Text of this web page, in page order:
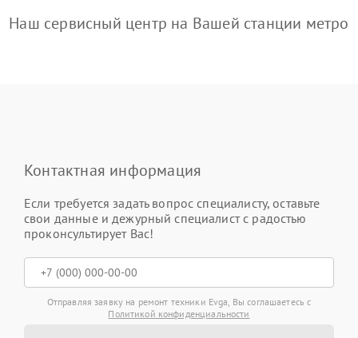
Наш сервисный центр на Вашей станции метро
Контактная информация
Если требуется задать вопрос специалисту, оставьте
свои данные и дежурный специалист с радостью
проконсультирует Вас!
Отправляя заявку на ремонт техники Evga, Вы соглашаетесь с
Политикой конфиденциальности